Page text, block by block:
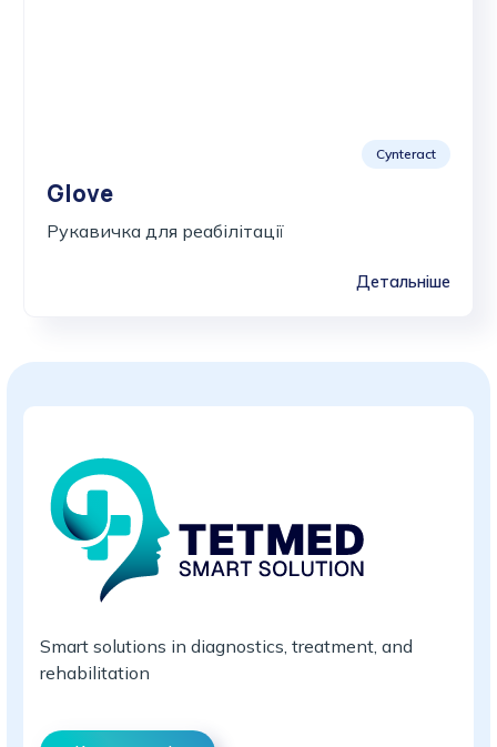
Cynteract
Glove
Рукавичка для реабілітації
Детальніше
Smart solutions in diagnostics, treatment, and
rehabilitation